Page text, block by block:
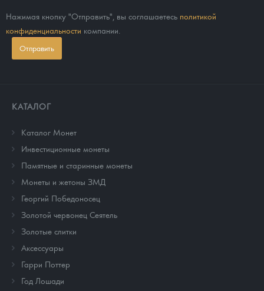
Нажимая кнопку "Отправить", вы соглашаетесь политикой
конфиденциальности компании.
Отправить
КАТАЛОГ
Каталог Монет
Инвестиционные монеты
Памятные и старинные монеты
Монеты и жетоны ЗМД
Георгий Победоносец
Золотой червонец Сеятель
Золотые слитки
Аксессуары
Гарри Поттер
Год Лошади